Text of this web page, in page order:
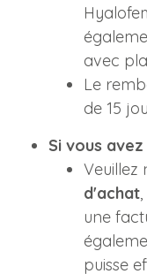
avec
Le
de 15
Si vous
Veuillez
d'achat
une
puisse